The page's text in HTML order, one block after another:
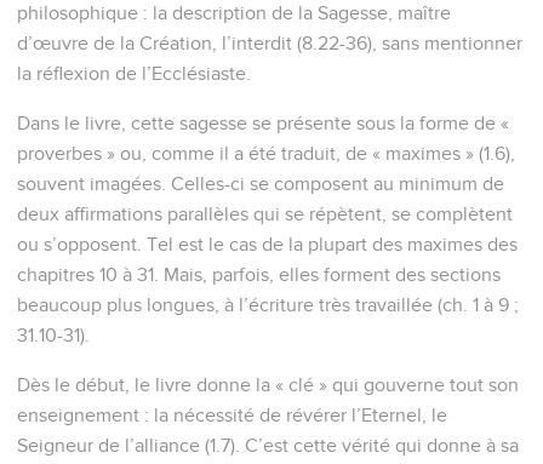
philosophique : la description de la Sagesse, maître
d’œuvre de la Création, l’interdit (8.22-36), sans mentionner
la réflexion de l’Ecclésiaste.
Dans le livre, cette sagesse se présente sous la forme de «
proverbes » ou, comme il a été traduit, de « maximes » (1.6),
souvent imagées. Celles-ci se composent au minimum de
deux affirmations parallèles qui se répètent, se complètent
ou s’opposent. Tel est le cas de la plupart des maximes des
chapitres 10 à 31. Mais, parfois, elles forment des sections
beaucoup plus longues, à l’écriture très travaillée (ch. 1 à 9 ;
31.10-31).
Dès le début, le livre donne la « clé » qui gouverne tout son
enseignement : la nécessité de révérer l’Eternel, le
Seigneur de l’alliance (1.7). C’est cette vérité qui donne à sa